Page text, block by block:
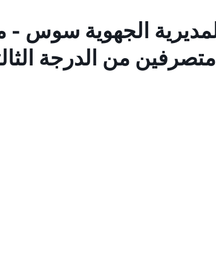
متصرفين من الدرجة